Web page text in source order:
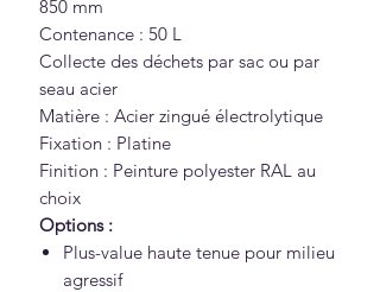
850 mm
Contenance : 50 L
Collecte des déchets par sac ou par
seau acier
Matière : Acier zingué électrolytique
Fixation : Platine
Finition : Peinture polyester RAL au
choix
Options :
Plus-value haute tenue pour milieu
agressif